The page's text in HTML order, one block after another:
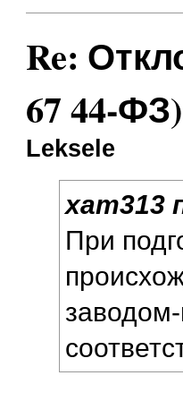
Re:
67 44-ФЗ)
Leksele
xam313
При